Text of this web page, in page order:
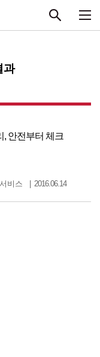
과
, 안전부터 체크
비스 2016.06.14